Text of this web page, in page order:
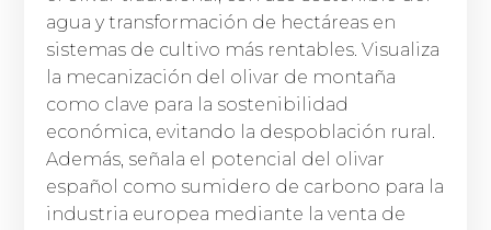
agua y transformación de hectáreas en
sistemas de cultivo más rentables. Visualiza
la mecanización del olivar de montaña
como clave para la sostenibilidad
económica, evitando la despoblación rural.
Además, señala el potencial del olivar
español como sumidero de carbono para la
industria europea mediante la venta de